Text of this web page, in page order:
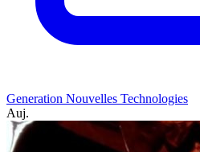
Generation Nouvelles Technologies
Auj.